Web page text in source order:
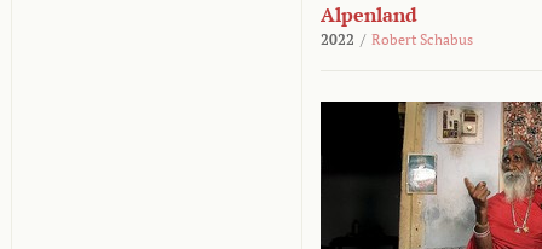
Alpenland
2022 / Robert Schabus